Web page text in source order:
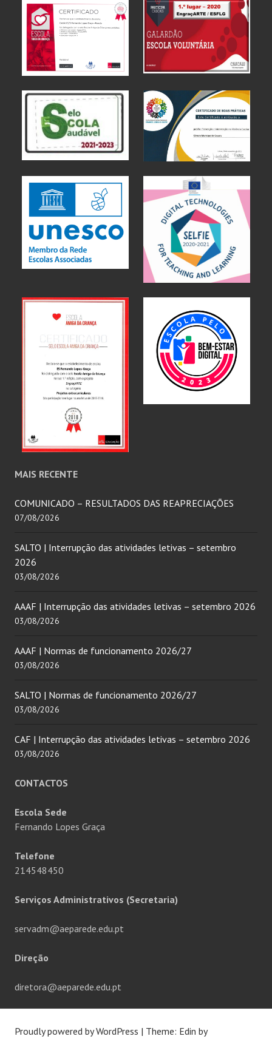
MAIS RECENTE
COMUNICADO – RESULTADOS DAS REAPRECIAÇÕES
07/08/2026
SALTO | Interrupção das atividades letivas – setembro
2026
03/08/2026
AAAF | Interrupção das atividades letivas – setembro 2026
03/08/2026
AAAF | Normas de funcionamento 2026/27
03/08/2026
SALTO | Normas de funcionamento 2026/27
03/08/2026
CAF | Interrupção das atividades letivas – setembro 2026
03/08/2026
CONTACTOS
Escola Sede
Fernando Lopes Graça
Telefone
214548450
Serviços Administrativos (Secretaria)
servadm@aeparede.edu.pt
Direção
diretora@aeparede.edu.pt
Proudly powered by WordPress | Theme: Edin by